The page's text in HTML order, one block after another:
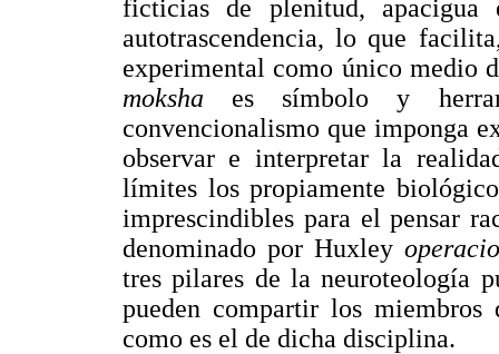
ficticias de plenitud,
autotrascendencia, lo que
experimental como único medio
moksha es símbolo y
convencionalismo que imponga
observar e interpretar la
límites los propiamente
imprescindibles para el pensar
denominado por Huxley
tres pilares de la neuroteología
pueden compartir los
como es el de dicha disciplina.